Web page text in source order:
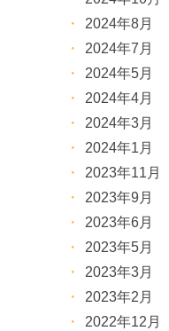
2024年8月
2024年7月
2024年5月
2024年4月
2024年3月
2024年1月
2023年11月
2023年9月
2023年6月
2023年5月
2023年3月
2023年2月
2022年12月